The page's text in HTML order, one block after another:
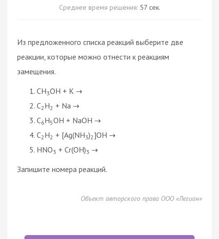
Среднее время решения: 57 сек.
Из предложенного списка реакций выберите две
реакции, которые можно отнести к реакциям
замещения.
CH3OH + K →
C2 H2 + Na →
C6H5OH + NaOH →
C2 H2 + [Ag(NH3)2 ]OH →
HNO3 + Cr(OH)3 →
Запишите номера реакций.
Объект авторского права ООО «Легион»